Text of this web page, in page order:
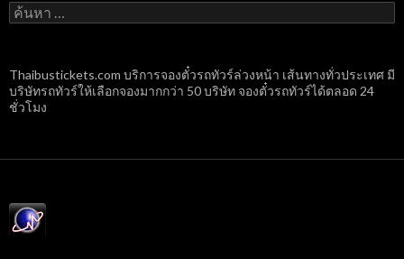
ค้นหา
สำหรับ:
Thaibustickets.com บริการจองตั๋วรถทัวร์ล่วงหน้า เส้นทางทั่วประเทศ มี
บริษัทรถทัวร์ให้เลือกจองมากกว่า 50 บริษัท จองตั๋วรถทัวร์ได้ตลอด 24
ชั่วโมง